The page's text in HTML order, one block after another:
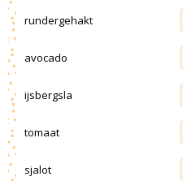
rundergehakt
avocado
ijsbergsla
tomaat
sjalot